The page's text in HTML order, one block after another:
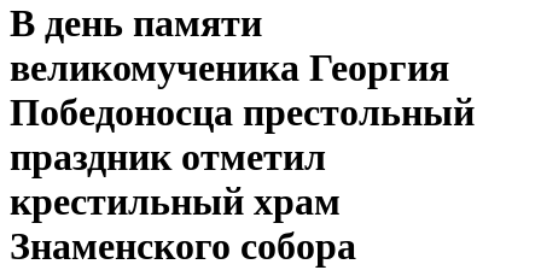
В день памяти
великомученика Георгия
Победоносца престольный
праздник отметил
крестильный храм
Знаменского собора